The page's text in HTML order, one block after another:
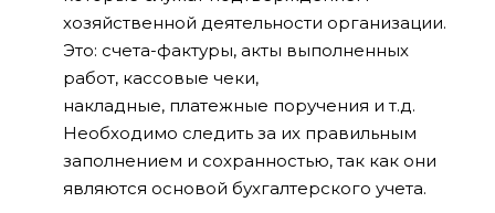
хозяйственной деятельности организации.
Это: счета-фактуры, акты выполненных
работ, кассовые чеки,
накладные, платежные поручения и т.д.
Необходимо следить за их правильным
заполнением и сохранностью, так как они
являются основой бухгалтерского учета.